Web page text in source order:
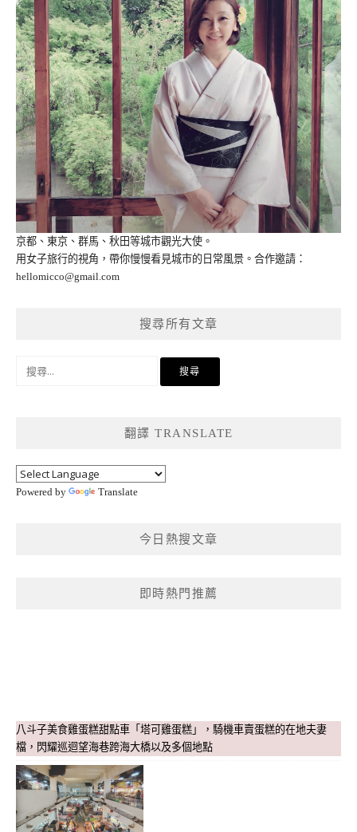
京都、東京、群馬、秋田等城市觀光大使。
用女子旅行的視角，帶你慢慢看見城市的日常風景。合作邀請：
hellomicco@gmail.com
搜尋所有文章
翻譯 TRANSLATE
Powered by Translate
今日熱搜文章
即時熱門推薦
八斗子美食雞蛋糕甜點車「塔可雞蛋糕」，騎機車賣蛋糕的在地夫妻
檔，閃耀巡迴望海巷跨海大橋以及多個地點